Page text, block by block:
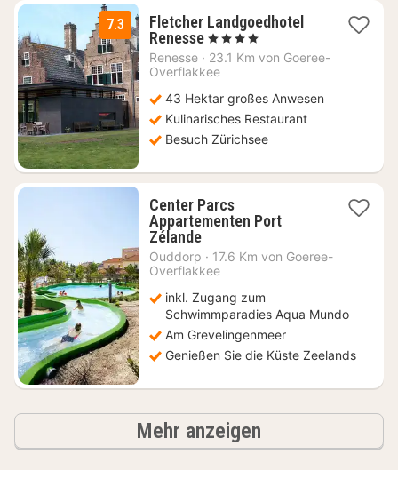
7.3
Fletcher Landgoedhotel
Renesse1
Nacht
ab
€
, 4 Sterne
Renesse · 23.1 Km von Goeree-
Overflakkee
43 Hektar großes Anwesen
Kulinarisches Restaurant
Besuch Zürichsee
Center Parcs
Appartementen Port
Zélande2
Nächte
ab
€
Ouddorp · 17.6 Km von Goeree-
Overflakkee
inkl. Zugang zum
Schwimmparadies Aqua Mundo
Am Grevelingenmeer
Genießen Sie die Küste Zeelands
Mehr anzeigen